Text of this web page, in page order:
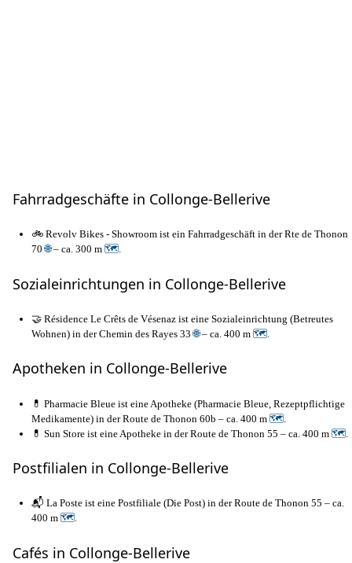
Fahrradgeschäfte in Collonge-Bellerive
🚲 Revolv Bikes - Showroom ist ein Fahrradgeschäft in der Rte de Thonon
70🌐– ca. 300 m 🗺.
Sozialeinrichtungen in Collonge-Bellerive
🤝 Résidence Le Crêts de Vésenaz ist eine Sozialeinrichtung (Betreutes
Wohnen) in der Chemin des Rayes 33🌐– ca. 400 m 🗺.
Apotheken in Collonge-Bellerive
💊 Pharmacie Bleue ist eine Apotheke (Pharmacie Bleue, Rezeptpflichtige
Medikamente) in der Route de Thonon 60b – ca. 400 m 🗺
💊 Sun Store ist eine Apotheke in der Route de Thonon 55 – ca. 400 m 🗺
Postfilialen in Collonge-Bellerive
📬 La Poste ist eine Postfiliale (Die Post) in der Route de Thonon 55 – ca.
400 m 🗺.
Cafés in Collonge-Bellerive